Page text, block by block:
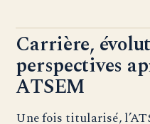
Carrière,
perspectives
ATSEM
Une fois titularisé,